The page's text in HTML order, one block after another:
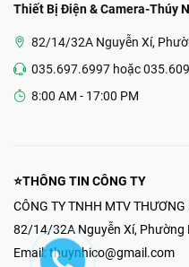
Thiết Bị Điện & Camera-Thúy
82/14/32A Nguyễn Xí,
035.697.6997 hoặc
8:00 AM - 17:00 PM
⭐THÔNG TIN CÔNG TY
CÔNG TY TNHH MTV
82/14/32A Nguyễn Xí, Phường
Email: thuynhico@gmail.com